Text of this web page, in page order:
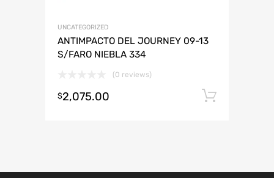
UNCATEGORIZED
ANTIMPACTO DEL JOURNEY 09-13
S/FARO NIEBLA 334
(0 reviews)
$2,075.00